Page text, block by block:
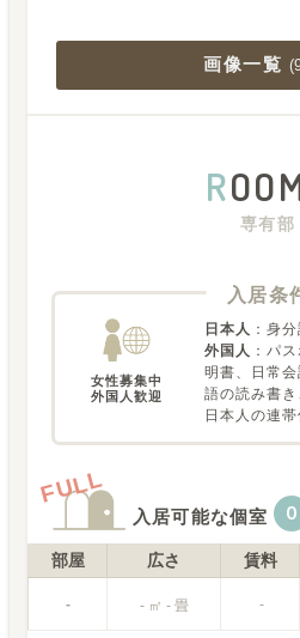
画像一覧 (
R
専有部
入居条
女性募集中
外国人歓迎
日本人 ： 身分
外国人 ： パ
明書、日常
語の読み書き
日本人の連帯
FULL
入居可能な個室 0
部屋 広さ 賃料
- - ㎡ - 畳 -